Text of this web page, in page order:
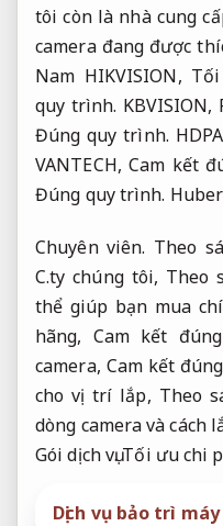
tôi còn là nhà cung
camera đang được
Nam HIKVISION,
quy trình. KBVISION,
Đúng quy trình.
VANTECH,Cam kết
Đúng quy trình.
Chuyên viên. Theo
C.ty chúng tôi, Theo
thể giúp bạn mua
hãng, Cam kết
camera, Cam kết
cho vị trí lắp, Theo
dòng camera và cách
Gói dịch vụ.Tối ưu chi
Dịch vụ bảo trì